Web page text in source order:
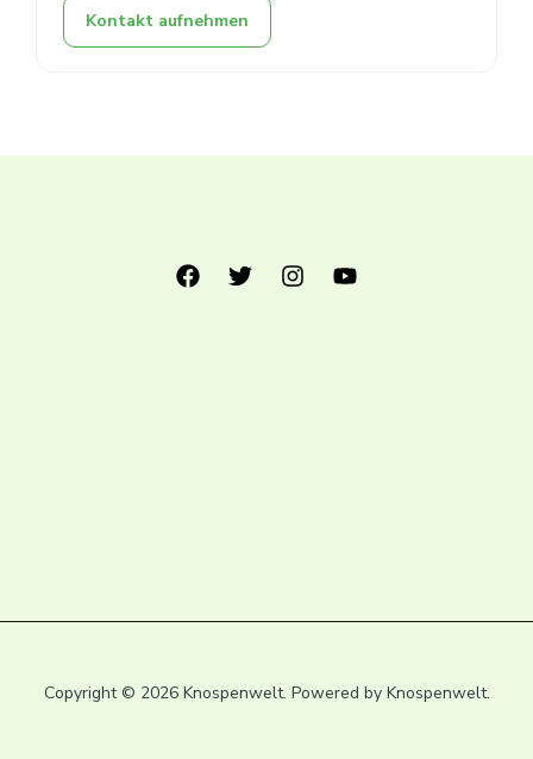
Kontakt aufnehmen
Copyright © 2026 Knospenwelt. Powered by Knospenwelt.